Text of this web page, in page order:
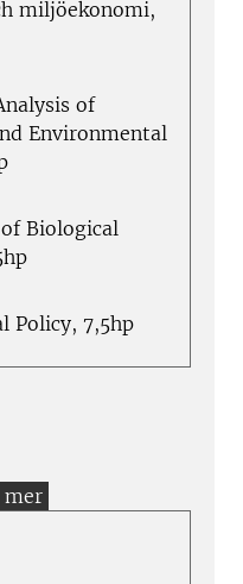
miljöekonomi,
of
Environmental
Biological
Policy, 7,5hp